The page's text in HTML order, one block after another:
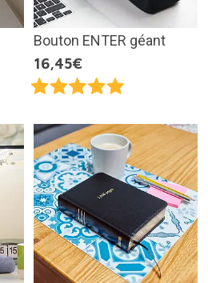
Bouton ENTER géant
16,45€